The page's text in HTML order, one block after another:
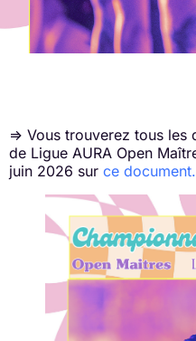
=> Vous trouverez tous
de Ligue AURA Open
juin 2026 sur ce document.